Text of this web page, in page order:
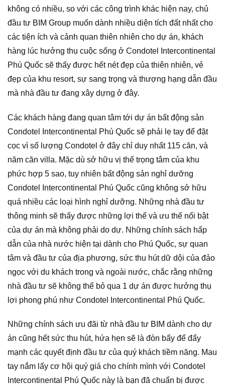
không có nhiều, so với các công trình khác hiện nay, chủ
đầu tư BIM Group muốn dành nhiều diện tích đất nhất cho
các tiện ích và cảnh quan thiên nhiên cho dự án, khách
hàng lúc hưởng thụ cuộc sống ở Condotel Intercontinental
Phú Quốc sẽ thấy được hết nét đẹp của thiên nhiên, vẻ
đẹp của khu resort, sự sang trọng và thượng hạng dẫn đầu
mà nhà đầu tư đang xây dựng ở đây.
Các khách hàng đang quan tâm tới dự án bất động sản
Condotel Intercontinental Phú Quốc sẽ phải lẹ tay để đặt
cọc vì số lượng Condotel ở đây chỉ duy nhất 115 căn, và
năm căn villa. Mặc dù sở hữu vị thế trọng tâm của khu
phức hợp 5 sao, tuy nhiên bất động sản nghỉ dưỡng
Condotel Intercontinental Phú Quốc cũng không sở hữu
quá nhiều các loại hình nghỉ dưỡng. Những nhà đầu tư
thông minh sẽ thấy được những lợi thế và ưu thế nổi bật
của dự án mà không phải do dự. Những chính sách hấp
dẫn của nhà nước hiện tại dành cho Phú Quốc, sự quan
tâm và đầu tư của địa phương, sức thu hút dữ dội của đảo
ngọc với du khách trong và ngoài nước, chắc rằng những
nhà đầu tư sẽ không thể bỏ qua 1 dự án được hưởng thụ
lợi phong phú như Condotel Intercontinental Phú Quốc.
Những chính sách ưu đãi từ nhà đầu tư BIM dành cho dự
án cũng hết sức thu hút, hứa hẹn sẽ là đòn bẩy để đẩy
mạnh các quyết định đầu tư của quý khách tiềm năng. Mau
tay nắm lấy cơ hội quý giá cho chính mình với Condotel
Intercontinental Phú Quốc này là bạn đã chuẩn bị được